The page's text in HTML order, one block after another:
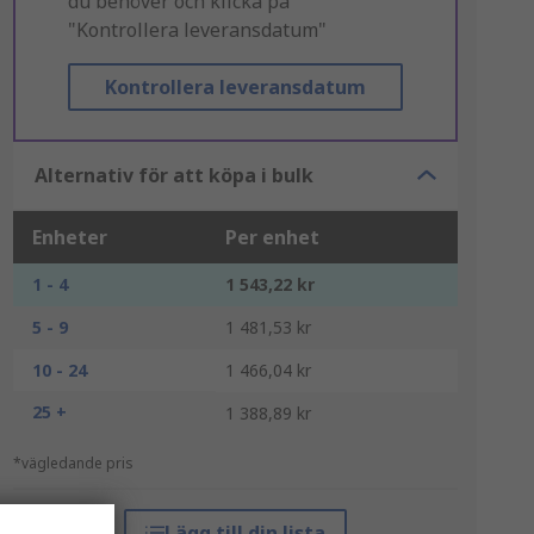
"Kontrollera leveransdatum"
Kontrollera leveransdatum
Alternativ för att köpa i bulk
Enheter Per enhet
1 - 4
1 543,22 kr
5 - 9
1 481,53 kr
10 - 24
1 466,04 kr
25 +
1 388,89 kr
*vägledande pris